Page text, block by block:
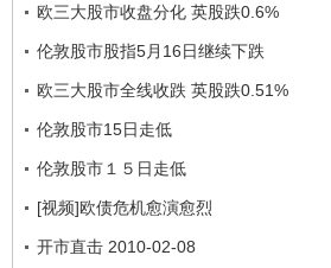
欧三大股市收盘分化 英股跌0.6%
伦敦股市股指5月16日继续下跌
欧三大股市全线收跌 英股跌0.51%
伦敦股市15日走低
伦敦股市１５日走低
[视频]欧债危机愈演愈烈
开市直击 2010-02-08